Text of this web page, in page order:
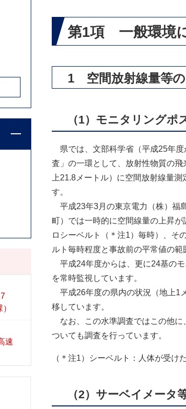
第1項 一般環境
1 空間放射線量等
（1）モニタリングポ
県では、文部科学省（平成25年度
査」の一環として、放射性物質の
上21.8メートル）に空間放射線量
す。
平成23年3月の東京電力（株）福
町）では一時的に空間線量の上昇
ロシーベルト（＊注1）毎時）、そ
ルト毎時程度と事故前の平常値の範
平成24年度からは、更に24基の
を常時監視しています。
平成26年度の県内の状況（地上1
移しています。
なお、この水準調査ではこの他に
ついても調査を行っています。
（＊注1）シーベルト：人体が受け
（2）サーベイメータ
速